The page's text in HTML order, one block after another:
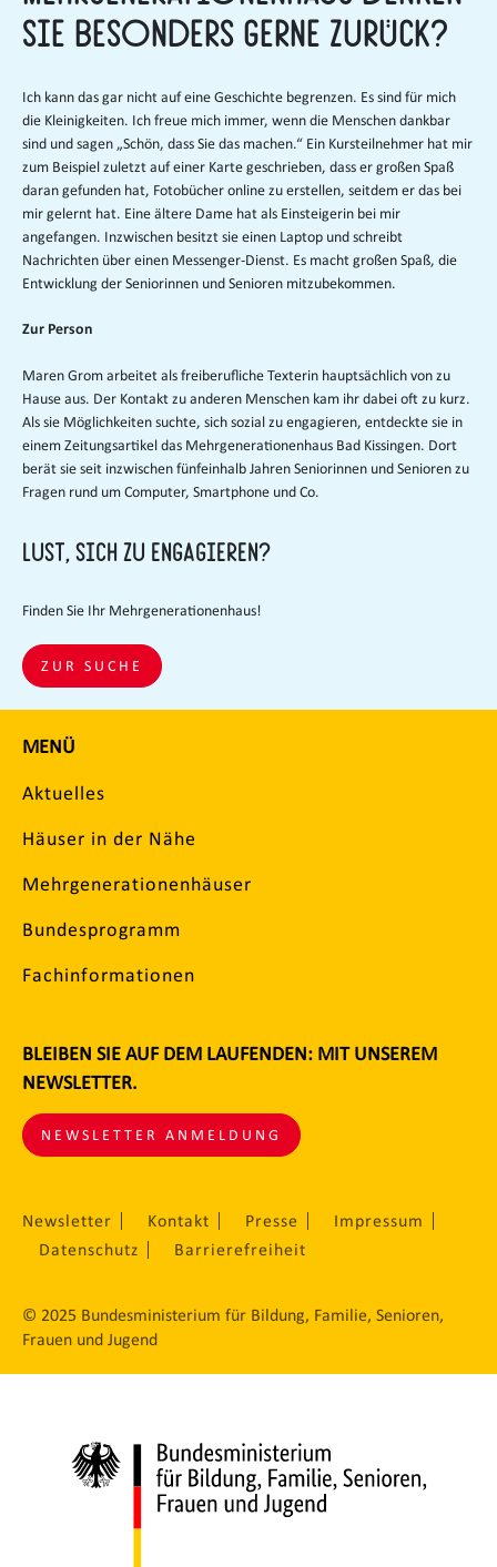
Sie besonders gerne zurück?
Ich kann das gar nicht auf eine Geschichte begrenzen. Es sind für mich
die Kleinigkeiten. Ich freue mich immer, wenn die Menschen dankbar
sind und sagen „Schön, dass Sie das machen.“ Ein Kursteilnehmer hat mir
zum Beispiel zuletzt auf einer Karte geschrieben, dass er großen Spaß
daran gefunden hat, Fotobücher online zu erstellen, seitdem er das bei
mir gelernt hat. Eine ältere Dame hat als Einsteigerin bei mir
angefangen. Inzwischen besitzt sie einen Laptop und schreibt
Nachrichten über einen Messenger-Dienst. Es macht großen Spaß, die
Entwicklung der Seniorinnen und Senioren mitzubekommen.
Zur Person
Maren Grom arbeitet als freiberufliche Texterin hauptsächlich von zu
Hause aus. Der Kontakt zu anderen Menschen kam ihr dabei oft zu kurz.
Als sie Möglichkeiten suchte, sich sozial zu engagieren, entdeckte sie in
einem Zeitungsartikel das Mehrgenerationenhaus Bad Kissingen. Dort
berät sie seit inzwischen fünfeinhalb Jahren Seniorinnen und Senioren zu
Fragen rund um Computer, Smartphone und Co.
Lust, sich zu engagieren?
Finden Sie Ihr Mehrgenerationenhaus!
ZUR SUCHE
MENÜ
Aktuelles
Häuser in der Nähe
Mehrgenerationenhäuser
Bundesprogramm
Fachinformationen
BLEIBEN SIE AUF DEM LAUFENDEN: MIT UNSEREM
NEWSLETTER.
NEWSLETTER ANMELDUNG
Newsletter Kontakt Presse
Impressum
Datenschutz
Barrierefreiheit
© 2025 Bundesministerium für Bildung, Familie, Senioren,
Frauen und Jugend